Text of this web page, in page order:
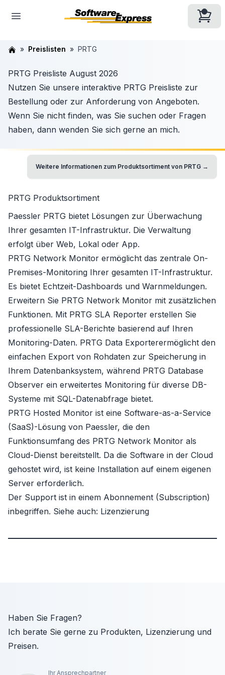
Preislisten PRTG
PRTG Preisliste August 2026
Nutzen Sie unsere interaktive PRTG Preisliste zur
Bestellung oder zur Anforderung von Angeboten.
Wenn Sie nicht finden, was Sie suchen oder Fragen
haben, dann wenden Sie sich gerne an mich.
Weitere Informationen zum Produktsortiment von PRTG →
PRTG Produktsortiment
Paessler PRTG bietet Lösungen zur Überwachung
Ihrer gesamten IT-Infrastruktur. Die Verwaltung
erfolgt über Web, Lokal oder App.
PRTG Network Monitor ermöglicht das zentrale On-
Premises-Monitoring Ihrer gesamten IT-Infrastruktur.
Es bietet Echtzeit-Dashboards und Warnmeldungen.
Erweitern Sie PRTG Network Monitor mit zusätzlichen
Funktionen. Mit PRTG SLA Reporter erstellen Sie
professionelle SLA-Berichte basierend auf Ihren
Monitoring-Daten. PRTG Data Exporterermöglicht den
einfachen Export von Rohdaten zur Speicherung in
Ihrem Datenbanksystem, während PRTG Database
Observer ein erweitertes Monitoring für diverse DB-
Systeme mit SQL-Datenabfrage bietet.
PRTG Hosted Monitor ist eine Software-as-a-Service
(SaaS)-Lösung von Paessler, die den
Funktionsumfang des PRTG Network Monitor als
Cloud-Dienst bereitstellt. Da die Software in der Cloud
gehostet wird, ist keine Installation auf einem eigenen
Server erforderlich.
Der Support ist in einem Abonnement (Subscription)
inbegriffen. Siehe auch: Lizenzierung
PRTG Network Monitor
Erweiterungen
PRTG Network Monitor
Haben Sie Fragen?
Ich berate Sie gerne zu Produkten, Lizenzierung und
Preisen.
Ihr Ansprechpartner